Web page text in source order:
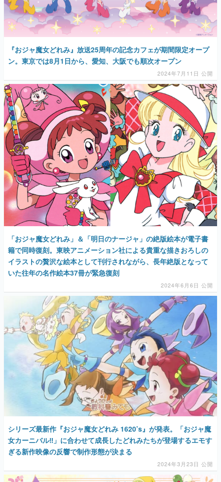
『おジャ魔女どれみ』放送25周年の記念カフェが期間限定オープ
ン。東京では8月1日から、愛知、大阪でも順次オープン
2024年7月11日 公開
「おジャ魔女どれみ」＆「明日のナージャ」の絶版絵本が電子書
籍で同時復刻。東映アニメーション社による貴重な描きおろしの
イラストの贅沢な絵本として刊行されながら、長年絶版となって
いた往年の名作絵本37冊が緊急復刻
2024年6月6日 公開
シリーズ最新作『おジャ魔女どれみ 1620’s』が発表。「おジャ魔
女カーニバル‼︎」に合わせて成長したどれみたちが登場するエモす
ぎる新作映像の反響で制作形態が決まる
2024年3月23日 公開